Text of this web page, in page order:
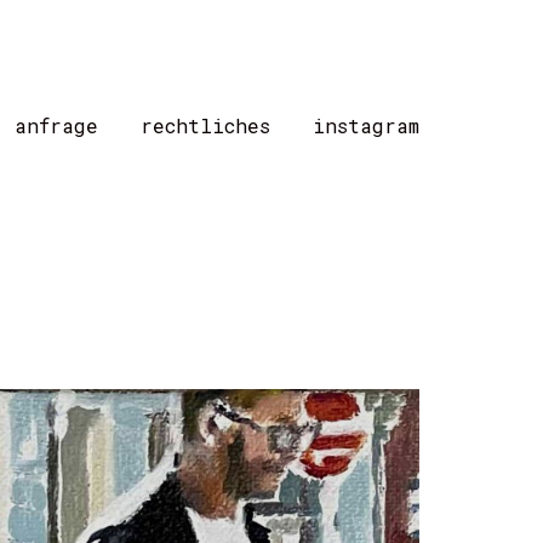
rechtliches instagram